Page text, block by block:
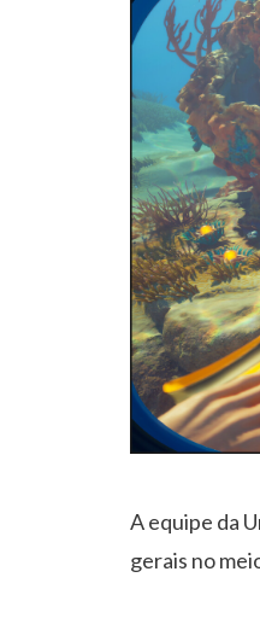
A equipe da
gerais no